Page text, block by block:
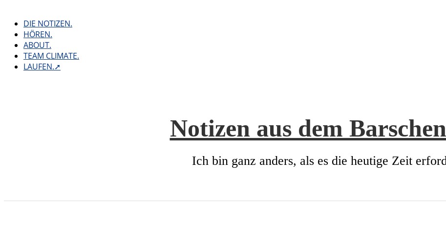
contentDIE NOTIZEN.
HÖREN.
ABOUT.
TEAM CLIMATE.
LAUFEN.➚
Notizen aus dem
Ich bin ganz anders, als es die heutige Zeit